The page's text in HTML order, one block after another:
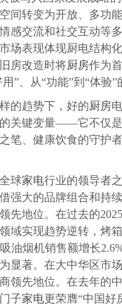
间转变为开放、多功
感交流和社交互动等
场表现体现厨电结构
房改造时将厨房作为
”、从“功能”到“体验”
趋势下，好的厨房
关键变量——它不仅
笔、健康饮食的守护
球家电行业的领导者
强大的品牌组合和持
先地位。在过去的
域实现趋势逆转，烤
油烟机销售额增长
显著。在大中华区市
领先地位。在去年的
子家电更荣膺“中国好